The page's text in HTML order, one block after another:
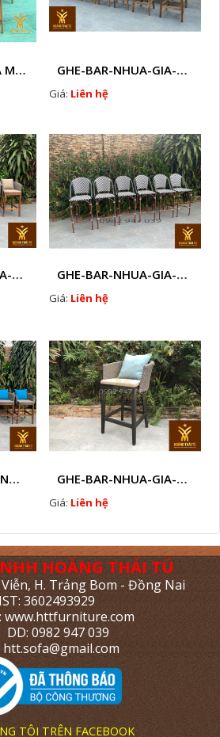
GHẾ QUẦY BAR GIẢ MÂY HTT - GB14 GHE-BAR-NHUA-GIA-MAY-NGOAI-TROI-A2
Giá: Liên hệ
GHE-BAR-NHUA-GIA-MAY-GHE-CAFE-NGOAI-TROI-J 1 GHE-BAR-NHUA-GIA-MAY-NGOAI-TROI-K1
Giá: Liên hệ
BO-BAN-GHE-BAR-NHUA-GIA-MAY-SAN-VUON-EW3 GHE-BAR-NHUA-GIA-MAY-NGOAI-TROI-N7
Giá: Liên hệ
HOÀNG THÁI TÚ
Viễn, H. Trảng Bom - Đồng Nai
3602493929
www.httfurniture.com
0982 947 039
htt.sofa@gmail.com
TÔI TRÊN FACEBOOK